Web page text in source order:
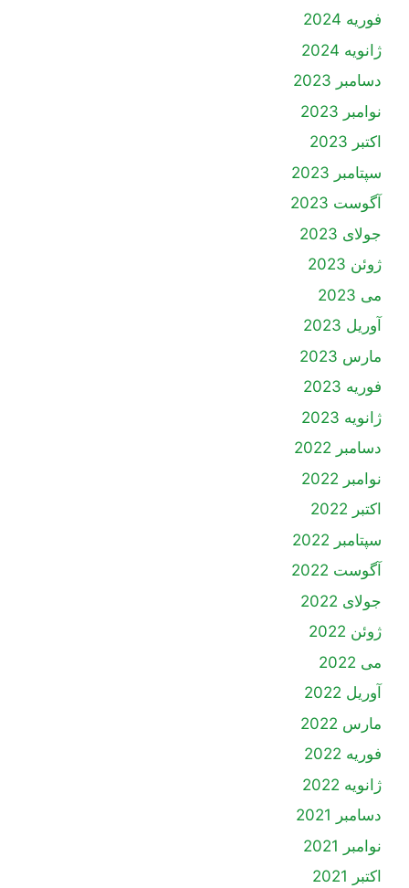
فوریه 2024
ژانویه 2024
دسامبر 2023
نوامبر 2023
اکتبر 2023
سپتامبر 2023
آگوست 2023
جولای 2023
ژوئن 2023
آوریل 2023
مارس 2023
فوریه 2023
ژانویه 2023
دسامبر 2022
نوامبر 2022
اکتبر 2022
سپتامبر 2022
آگوست 2022
جولای 2022
ژوئن 2022
آوریل 2022
مارس 2022
فوریه 2022
ژانویه 2022
دسامبر 2021
نوامبر 2021
اکتبر 2021